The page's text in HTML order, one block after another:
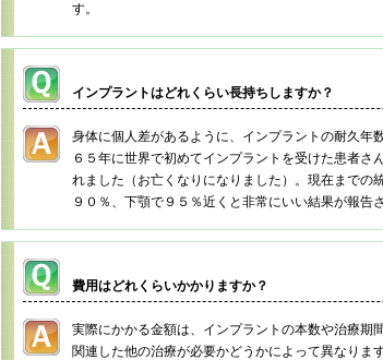
す。
インプラントはどれくらい長持ちしますか？
身体に個人差があるように、インプラントの耐久年
６５年に世界で初めてインプラントを受けた患者さ
れました（お亡くなりになりました）。現在までの
９０％、下顎で９５％近くと非常にいい結果が報告
費用はどれくらいかかりますか？
実際にかかる金額は、インプラントの本数や治療期
関連した他の治療が必要かどうかによって異なりま